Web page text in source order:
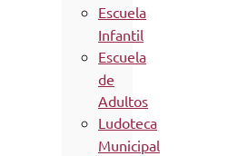
Escuela
Infantil
Escuela
de
Adultos
Ludoteca
Municipal